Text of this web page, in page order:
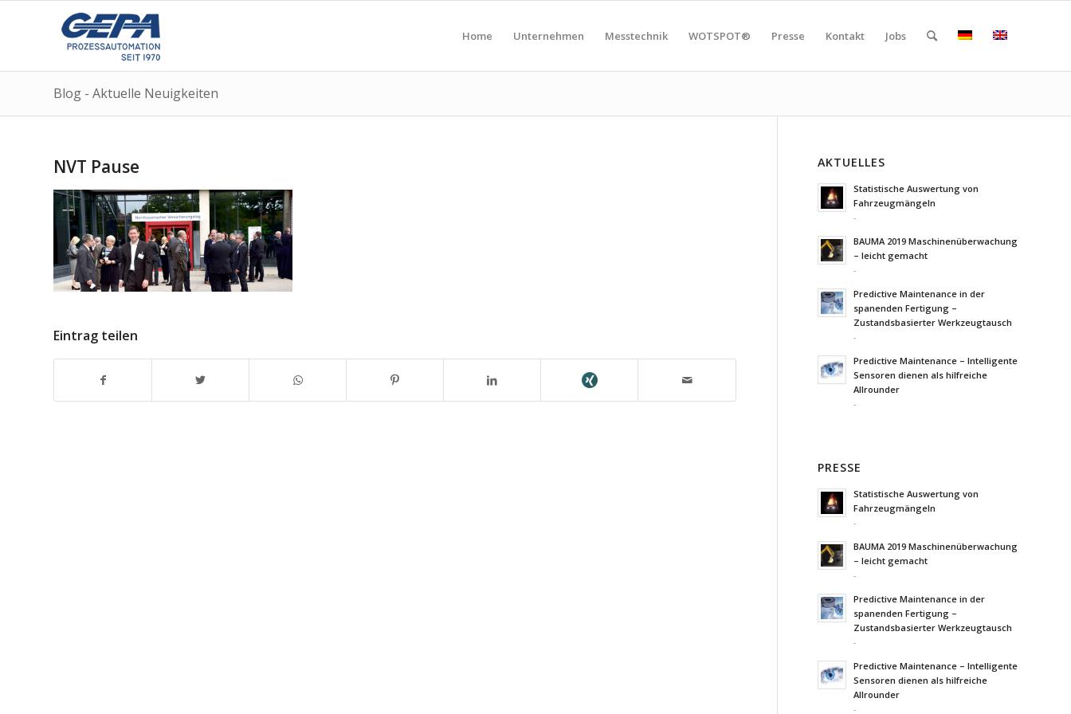
Home Unternehmen Messtechnik WOTSPOT® Presse Kontakt Jobs
Blog - Aktuelle Neuigkeiten
NVT Pause
Eintrag teilen
AKTUELLES
Statistische Auswertung von
Fahrzeugmängeln
-
BAUMA 2019 Maschinenüberwachung
– leicht gemacht
-
Predictive Maintenance in der
spanenden Fertigung –
Zustandsbasierter Werkzeugtausch
-
Predictive Maintenance – Intelligente
Sensoren dienen als hilfreiche
Allrounder
-
PRESSE
Statistische Auswertung von
Fahrzeugmängeln
-
BAUMA 2019 Maschinenüberwachung
– leicht gemacht
-
Predictive Maintenance in der
spanenden Fertigung –
Zustandsbasierter Werkzeugtausch
-
Predictive Maintenance – Intelligente
Sensoren dienen als hilfreiche
Allrounder
-